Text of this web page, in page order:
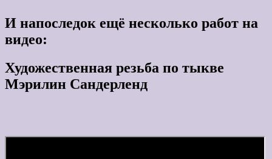
И напоследок ещё несколько работ на
видео:
Художественная резьба по тыкве
Мэрилин Сандерленд